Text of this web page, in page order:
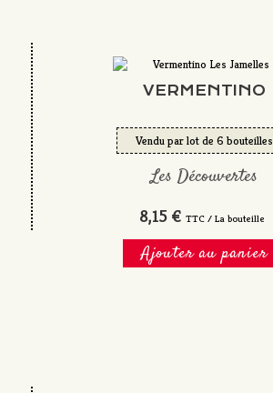
VERMENTINO
Vendu par lot de 6 bouteilles
Les Découvertes
8,15 € TTC / La bouteille
Ajouter au panier